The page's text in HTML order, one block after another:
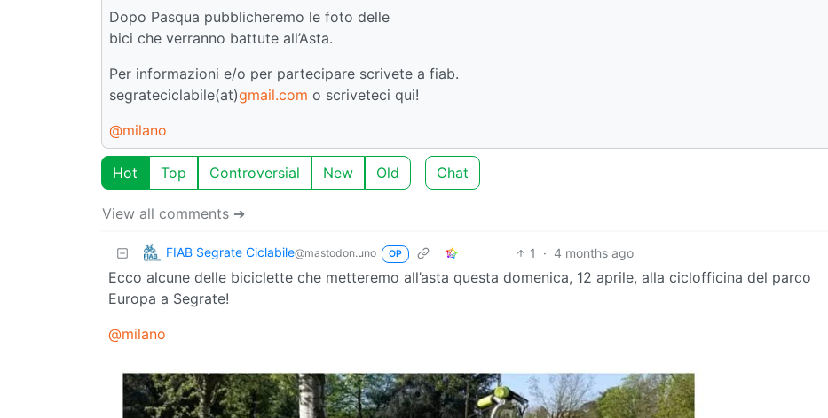
Dopo Pasqua pubblicheremo le foto delle
bici che verranno battute all’Asta.
Per informazioni e/o per partecipare scrivete a fiab.
segrateciclabile(at)gmail.com o scriveteci qui!
@milano
Hot Top Controversial New Old Chat
View all comments ➔
FIAB Segrate Ciclabile@mastodon.uno OP 1 · 4 months ago
Ecco alcune delle biciclette che metteremo all’asta questa domenica, 12 aprile, alla ciclofficina del parco
Europa a Segrate!
@milano